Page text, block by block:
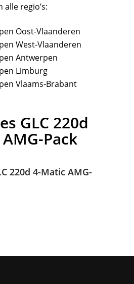
alle regio’s:
Oost-Vlaanderen
West-Vlaanderen
Antwerpen
Limburg
Vlaams-Brabant
GLC 220d
Pack
220d 4-Matic AMG-